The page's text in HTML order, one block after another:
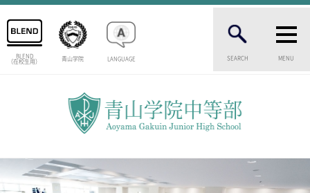
BLEND
（在校生用） 青山学院 LANGUAGE SEARCH MENU
中等部の歴史
特色ある教育